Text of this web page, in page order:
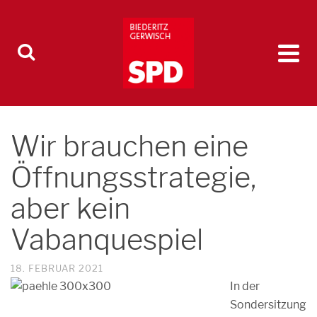
Wir brauchen eine
Öffnungsstrategie,
aber kein
Vabanquespiel
18. FEBRUAR 2021
In der
Sondersitzung